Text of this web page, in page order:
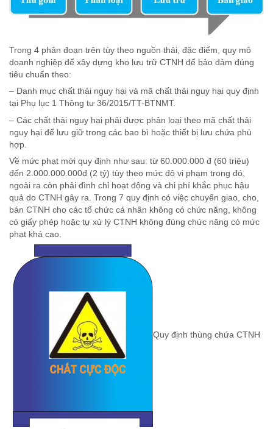
Trong 4 phân đoạn trên tùy theo nguồn thải, đặc điểm, quy mô
doanh nghiệp để xây dựng kho lưu trữ CTNH để bảo đảm đúng
tiêu chuẩn theo:
– Danh mục chất thải nguy hại và mã chất thải nguy hại quy định
tại Phụ lục 1 Thông tư 36/2015/TT-BTNMT.
– Các chất thải nguy hại phải được phân loại theo mã chất thải
nguy hại để lưu giữ trong các bao bì hoặc thiết bị lưu chứa phù
hợp.
Về mức phạt mới quy định như sau: từ 60.000.000 đ (60 triệu)
đến 2.000.000.000đ (2 tỷ) tùy theo mức độ vi phạm trong đó,
ngoài ra còn phải đình chỉ hoạt động và chi phí khắc phục hậu
quả do CTNH gây ra. Trong 7 quy định có việc chuyển giao, cho,
bán CTNH cho các tổ chức cá nhân không có chức năng, không
có giấy phép hoặc tự xử lý CTNH không đúng chức năng có mức
phạt khá cao.
Quy định thùng chứa CTNH